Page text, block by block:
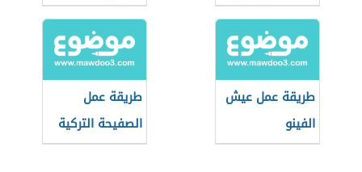
القطن
طريقة عمل عيش
الفينو
طريقة عمل
الصفيحة التركية